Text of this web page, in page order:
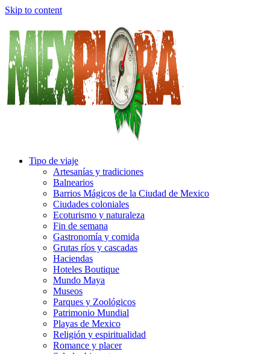
Skip to content
Tipo de viaje
Artesanías y tradiciones
Balnearios
Barrios Mágicos de la Ciudad de Mexico
Ciudades coloniales
Ecoturismo y naturaleza
Fin de semana
Gastronomía y comida
Grutas ríos y cascadas
Haciendas
Hoteles Boutique
Mundo Maya
Museos
Parques y Zoológicos
Patrimonio Mundial
Playas de Mexico
Religión y espiritualidad
Romance y placer